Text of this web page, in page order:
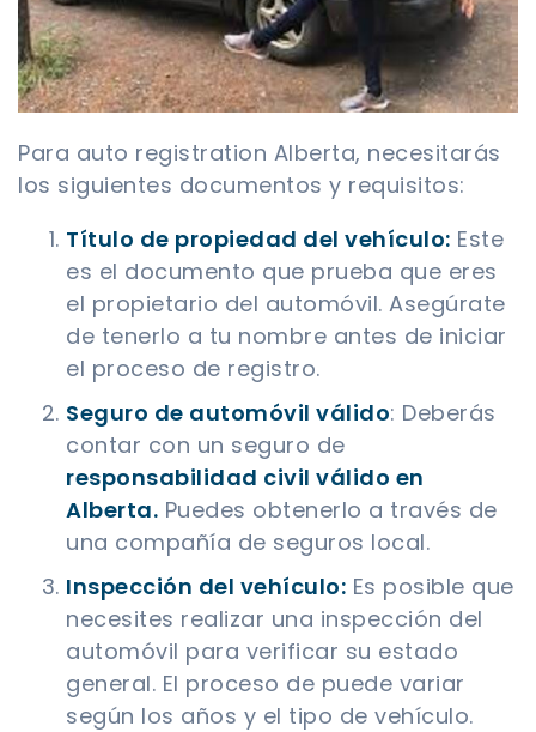
Para auto registration Alberta, necesitarás
los siguientes documentos y requisitos:
Título de propiedad del vehículo: Este
es el documento que prueba que eres
el propietario del automóvil. Asegúrate
de tenerlo a tu nombre antes de iniciar
el proceso de registro.
Seguro de automóvil válido: Deberás
contar con un seguro de
responsabilidad civil válido en
Alberta. Puedes obtenerlo a través de
una compañía de seguros local.
Inspección del vehículo: Es posible que
necesites realizar una inspección del
automóvil para verificar su estado
general. El proceso de puede variar
según los años y el tipo de vehículo.